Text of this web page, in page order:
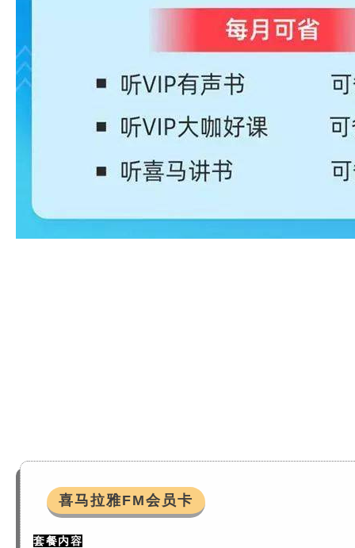
喜马拉雅FM会员卡
套餐内容